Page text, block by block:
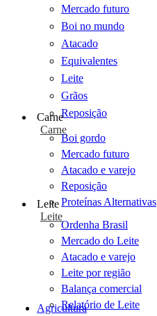
Mercado futuro
Boi no mundo
Atacado
Equivalentes
Leite
Grãos
Reposição
Carne
Carne
Boi gordo
Mercado futuro
Atacado e varejo
Reposição
Proteínas Alternativas
Leite
Leite
Ordenha Brasil
Mercado do Leite
Atacado e varejo
Leite por região
Balança comercial
Relatório de Leite
Agricultura